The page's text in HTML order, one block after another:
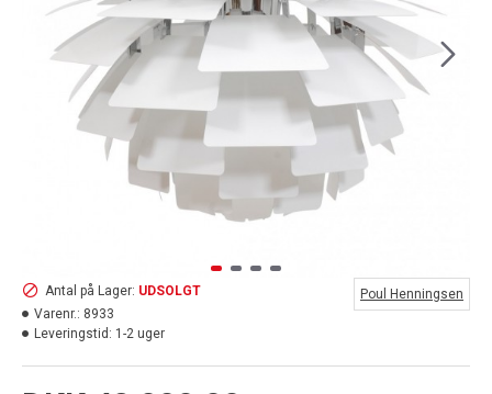
Antal på Lager: UDSOLGT
Varenr.: 8933
Leveringstid: 1-2 uger
Poul Henningsen